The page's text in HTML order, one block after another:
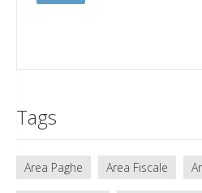
Tags
Area Paghe Area Fiscale